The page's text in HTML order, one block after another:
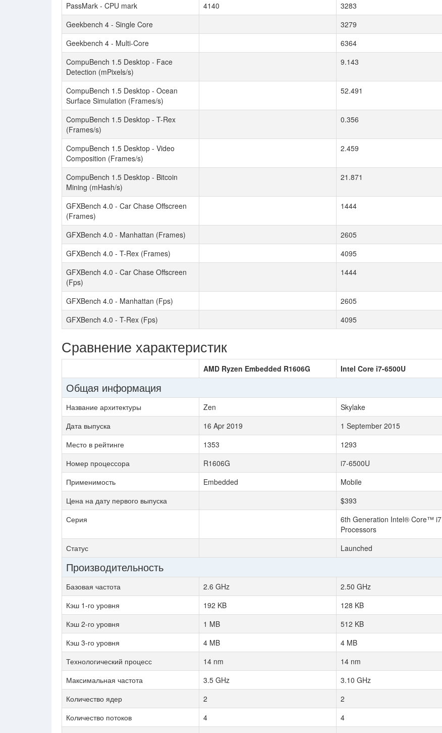
PassMark - CPU mark
4140
3283
Geekbench 4 - Single Core
3279
Geekbench 4 - Multi-Core
6364
CompuBench 1.5 Desktop - Face
Detection (mPixels/s)
9.143
CompuBench 1.5 Desktop - Ocean
Surface Simulation (Frames/s)
52.491
CompuBench 1.5 Desktop - T-Rex
(Frames/s)
0.356
CompuBench 1.5 Desktop - Video
Composition (Frames/s)
2.459
CompuBench 1.5 Desktop - Bitcoin
Mining (mHash/s)
21.871
GFXBench 4.0 - Car Chase Offscreen
(Frames)
1444
GFXBench 4.0 - Manhattan (Frames)
2605
GFXBench 4.0 - T-Rex (Frames)
4095
GFXBench 4.0 - Car Chase Offscreen
(Fps)
1444
GFXBench 4.0 - Manhattan (Fps)
2605
GFXBench 4.0 - T-Rex (Fps)
4095
Сравнение характеристик
AMD Ryzen Embedded R1606G Intel Core i7-6500U
Общая информация
Название архитектуры Zen
Skylake
Дата выпуска
16 Apr 2019
1 September 2015
Место в рейтинге
1353
1293
Номер процессора
R1606G
i7-6500U
Применимость
Embedded
Mobile
Цена на дату первого выпуска
$393
Серия
6th Generation Intel® Core™ i7
Processors
Статус
Launched
Производительность
Базовая частота 2.6 GHz
2.50 GHz
Кэш 1-го уровня
192 KB
128 KB
Кэш 2-го уровня
1 MB
512 KB
Кэш 3-го уровня
4 MB
4 MB
Технологический процесс
14 nm
14 nm
Максимальная частота
3.5 GHz
3.10 GHz
Количество ядер
2
2
Количество потоков
4
4